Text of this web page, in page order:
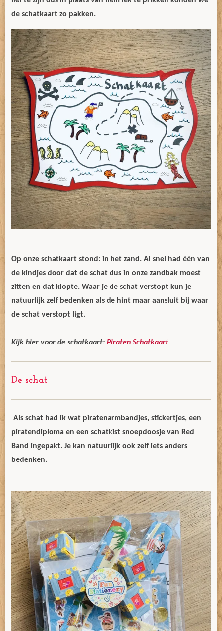
de schatkaart zo pakken.
Op onze schatkaart stond: in het zand. Al snel had één van
de kindjes door dat de schat dus in onze zandbak moest
zitten en dat klopte. Waar je de schat verstopt kun je
natuurlijk zelf bedenken als de hint maar aansluit bij waar
de schat verstopt ligt.
Kijk hier voor de schatkaart: Piraten Schatkaart
De schat
Als schat had ik wat piratenarmbandjes, stickertjes, een
piratendiploma en een schatkist snoepdoosje van Red
Band ingepakt. Je kan natuurlijk ook zelf iets anders
bedenken.